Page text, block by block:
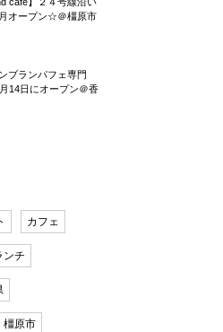
cafe】２４号線沿い
オープン☆＠橿原市
ブランパフェ専門
14日にオープン＠香
カフェ
ンチ
橿原市